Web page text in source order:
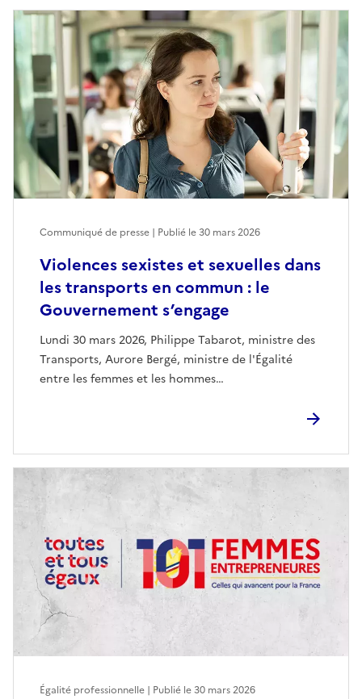
Violences sexistes et sexuelles dans
les transports en commun : le
Gouvernement s’engage
Lundi 30 mars 2026, Philippe Tabarot, ministre des
Transports, Aurore Bergé, ministre de l'Égalité
entre les femmes et les hommes…
Communiqué de presse | Publié le30 mars 2026
Égalité professionnelle | Publié le30 mars 2026